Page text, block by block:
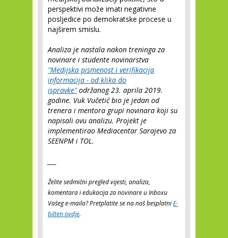
perspektivi može imati negativne
posljedice po demokratske procese u
najširem smislu.
Analiza je nastala nakon treninga za
novinare i studente novinarstva
"Medijska pismenost i verifikacija
informacija - od klika do
ispravke" održanog 23. aprila 2019.
godine. Vuk Vučetić bio je jedan od
trenera i mentora grupi novinara koji su
napisali ovu analizu. Projekt je
implementirao Mediacentar Sarajevo za
SEENPM i TOL.
Želite sedmični pregled vijesti, analiza,
komentara i edukacija za novinare u Inboxu
Vašeg e-maila? Pretplatite se na naš besplatniE-
bilten ovdje.